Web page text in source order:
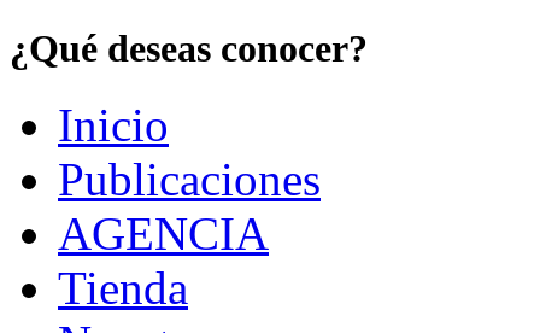
¿Qué deseas conocer?
Inicio
Publicaciones
AGENCIA
Tienda